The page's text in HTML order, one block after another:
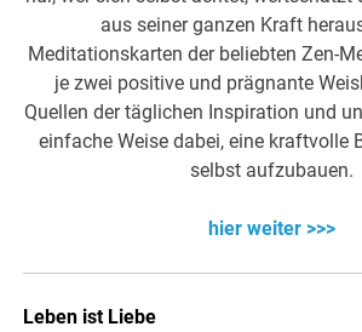
aus seiner ganzen Kraft
Meditationskarten der beliebten Zen-
je zwei positive und prägnante
Quellen der täglichen Inspiration und
einfache Weise dabei, eine kraftvolle
selbst aufzubauen.
hier weiter >>>
Leben ist Liebe